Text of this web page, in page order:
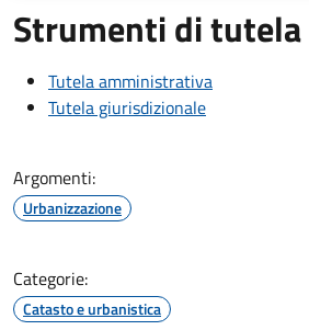
Strumenti di tutela
Tutela amministrativa
Tutela giurisdizionale
Argomenti:
Urbanizzazione
Categorie:
Catasto e urbanistica